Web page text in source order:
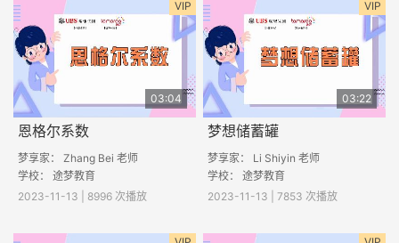
VIP
03:04
恩格尔系数
梦享家： Zhang Bei 老师
学校： 途梦教育
2023-11-13 | 8996 次播放
VIP
03:22
梦想储蓄罐
梦享家： Li Shiyin 老师
学校： 途梦教育
2023-11-13 | 7853 次播放